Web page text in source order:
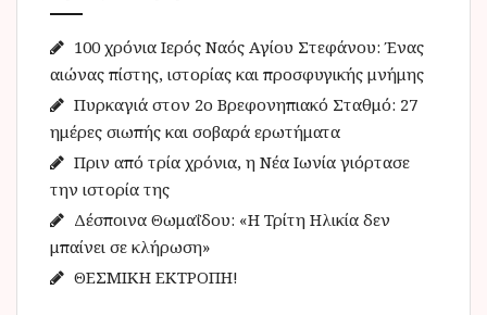
η
γ
ι
α
:
100 χρόνια Ιερός Ναός Αγίου Στεφάνου: Ένας
αιώνας πίστης, ιστορίας και προσφυγικής μνήμης
Πυρκαγιά στον 2ο Βρεφονηπιακό Σταθμό: 27
ημέρες σιωπής και σοβαρά ερωτήματα
Πριν από τρία χρόνια, η Νέα Ιωνία γιόρτασε
την ιστορία της
Δέσποινα Θωμαΐδου: «Η Τρίτη Ηλικία δεν
μπαίνει σε κλήρωση»
ΘΕΣΜΙΚΗ ΕΚΤΡΟΠΗ!